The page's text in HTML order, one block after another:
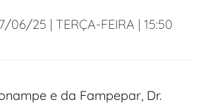
06/25 | TERÇA-FEIRA | 15:50
e da Fampepar, Dr.